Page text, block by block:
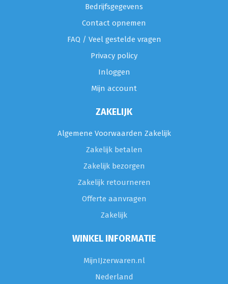
Bedrijfsgegevens
Contact opnemen
FAQ / Veel gestelde vragen
Privacy policy
Inloggen
Mijn account
ZAKELIJK
Algemene Voorwaarden Zakelijk
Zakelijk betalen
Zakelijk bezorgen
Zakelijk retourneren
Offerte aanvragen
Zakelijk
WINKEL INFORMATIE
MijnIJzerwaren.nl
Nederland